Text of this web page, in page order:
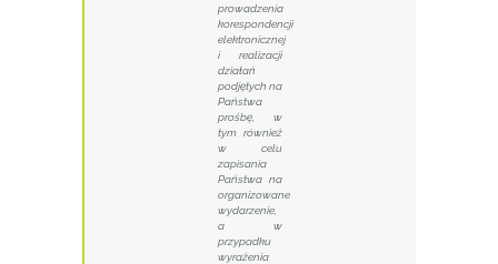
prowadzenia
korespondencji
elektronicznej
i realizacji
działań
podjętych na
Państwa
prośbę, w
tym również
w celu
zapisania
Państwa na
organizowane
wydarzenie,
a w
przypadku
wyrażenia